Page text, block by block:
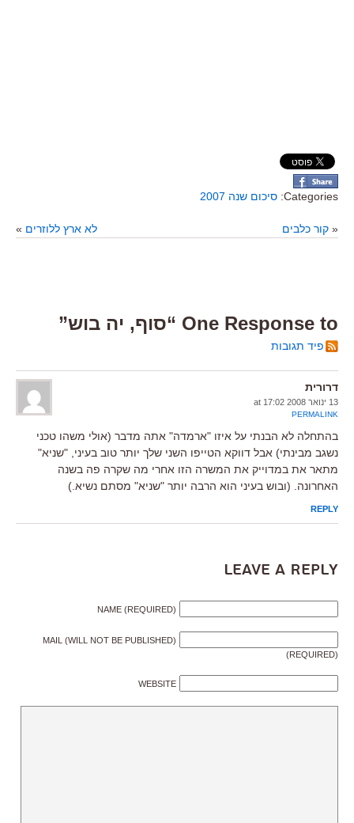
Categories: סיכום שנה 2007
« קור כלבים לא ארץ ללוזרים »
One Response to “סוף, יה בוש”
פיד תגובות
דרורית
13 ינואר 2008 at 17:02
PERMALINK
בהתחלה לא הבנתי על איזו "ארמדה" אתה מדבר (אולי משהו טכני
נשגב מבינתי) אבל דווקא הטייפו השני שלך יותר טוב בעיני, "שניא"
מתאר את במדוייק את המשרה הזו אחרי מה שקרה פה בשנה
האחרונה. (ובוש בעיני הוא הרבה יותר "שניא" מסתם נשיא.)
REPLY
Leave a Reply
NAME (REQUIRED)
MAIL (WILL NOT BE PUBLISHED)
(REQUIRED)
WEBSITE